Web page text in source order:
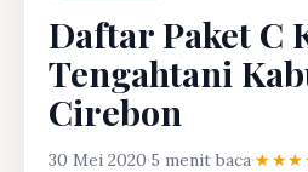
Daftar Paket C
Tengahtani
Cirebon
30 Mei 2020·5 menit baca·